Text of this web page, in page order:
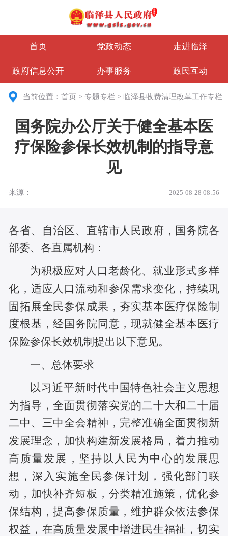
首页 党政动态 走进临泽
政府信息公开 办事服务 政民互动
当前位置：首页 >专题专栏 > 临泽县收费清理改革工作专栏
国务院办公厅关于健全基本医
疗保险参保长效机制的指导意
见
来源： 2025-08-28 08:56
各省、自治区、直辖市人民政府，国务院各
部委、各直属机构：
为积极应对人口老龄化、就业形式多样
化，适应人口流动和参保需求变化，持续巩
固拓展全民参保成果，夯实基本医疗保险制
度根基，经国务院同意，现就健全基本医疗
保险参保长效机制提出以下意见。
一、总体要求
以习近平新时代中国特色社会主义思想
为指导，全面贯彻落实党的二十大和二十届
二中、三中全会精神，完整准确全面贯彻新
发展理念，加快构建新发展格局，着力推动
高质量发展，坚持以人民为中心的发展思
想，深入实施全民参保计划，强化部门联
动，加快补齐短板，分类精准施策，优化参
保结构，提高参保质量，维护群众依法参保
权益，在高质量发展中增进民生福祉，切实